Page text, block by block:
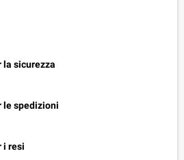
la sicurezza
le spedizioni
i resi